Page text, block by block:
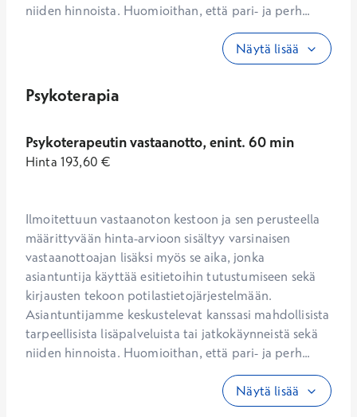
niiden hinnoista. Huomioithan, että pari- ja perh...
Näytä lisää
Psykoterapia
Psykoterapeutin vastaanotto, enint. 60 min
Hinta 193,60 €
Ilmoitettuun vastaanoton kestoon ja sen perusteella
määrittyvään hinta-arvioon sisältyy varsinaisen
vastaanottoajan lisäksi myös se aika, jonka
asiantuntija käyttää esitietoihin tutustumiseen sekä
kirjausten tekoon potilastietojärjestelmään.
Asiantuntijamme keskustelevat kanssasi mahdollisista
tarpeellisista lisäpalveluista tai jatkokäynneistä sekä
niiden hinnoista. Huomioithan, että pari- ja perh...
Näytä lisää